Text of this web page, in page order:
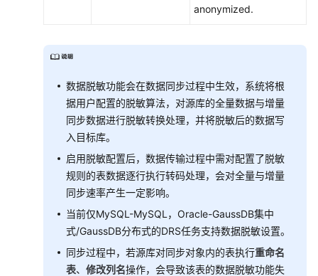
anonymized.
数据脱敏功能会在数据同步过程中生效，系统将根
据用户配置的脱敏算法，对源库的全量数据与增量
同步数据进行脱敏转换处理，并将脱敏后的数据写
入目标库。
启用脱敏配置后，数据传输过程中需对配置了脱敏
规则的表数据逐行执行转码处理，会对全量与增量
同步速率产生一定影响。
当前仅MySQL-MySQL，Oracle-GaussDB集中
式/GaussDB分布式的DRS任务支持数据脱敏设置。
同步过程中，若源库对同步对象内的表执行重命名
表、 修改列名操作，会导致该表的数据脱敏功能失